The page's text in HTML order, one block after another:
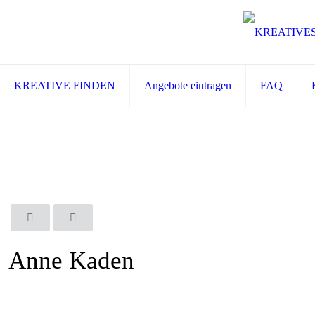
KREATIVE FINDEN Angebote eintragen FAQ
Anne Kaden